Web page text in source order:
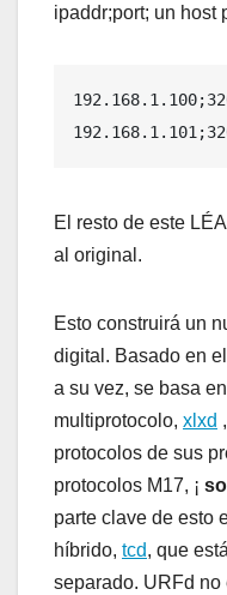
ipaddr;port; un host
El resto de este
al original.
Esto construirá un
digital. Basado en el
a su vez, se basa
multiprotocolo, xlxd ,
protocolos de sus
protocolos M17, ¡
parte clave de esto
híbrido, tcd, que
separado. URFd